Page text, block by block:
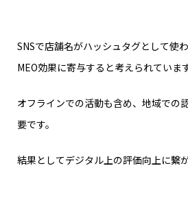
SNSで店舗名がハッシュタグとして使
MEO効果に寄与すると考えられています
オフラインでの活動も含め、地域での
要です。
結果としてデジタル上の評価向上に繋が